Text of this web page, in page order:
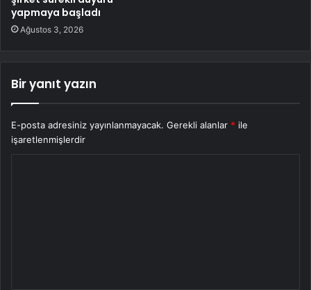
yapmaya başladı
Ağustos 3, 2026
Bir yanıt yazın
E-posta adresiniz yayınlanmayacak. Gerekli alanlar * ile
işaretlenmişlerdir